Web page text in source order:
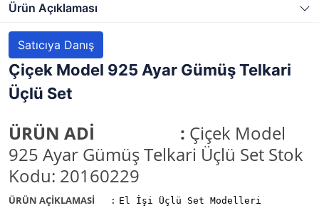
Ürün Açıklaması
Satıcıya Danış
Çiçek Model 925 Ayar Gümüş Telkari
Üçlü Set
ÜRÜN ADİ : Çiçek Model
925 Ayar Gümüş Telkari Üçlü Set Stok
Kodu: 20160229
ÜRÜN AÇİKLAMASİ : El İşi Üçlü Set Modelleri